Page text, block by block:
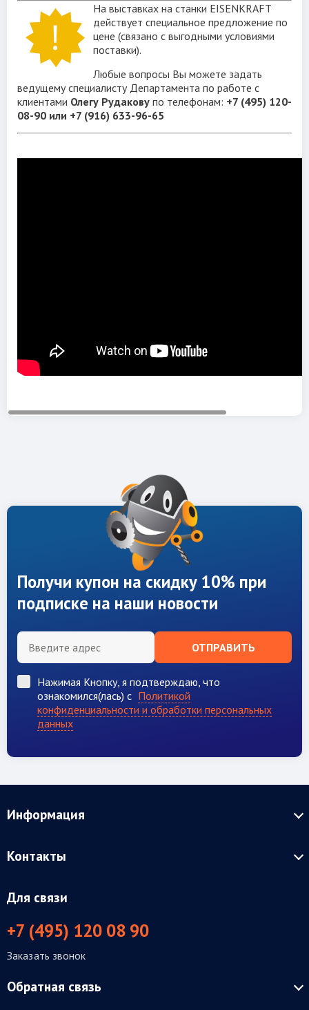
На выставках на станки EISENKRAFT
действует специальное предложение по
цене (связано с выгодными условиями
поставки).
Любые вопросы Вы можете задать
ведущему специалисту Департамента по работе с
клиентами Олегу Рудакову по телефонам: +7 (495) 120-
08-90 или +7 (916) 633-96-65
Получи купон на скидку 10% при
подписке на наши новости
ОТПРАВИТЬ
Нажимая Кнопку, я подтверждаю, что
ознакомился(лась) с Политикой
конфиденциальности и обработки персональных
данных
Информация
Контакты
Для связи
+7 (495) 120 08 90
Заказать звонок
Обратная связь